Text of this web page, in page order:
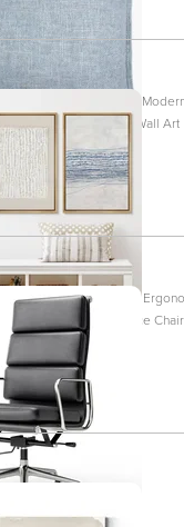
Blue Grunge Abstract
Canvas 3 Piece Print Wall Art
1.5" D
Office Chair, 400LBS
Back Support, Conference
VI "